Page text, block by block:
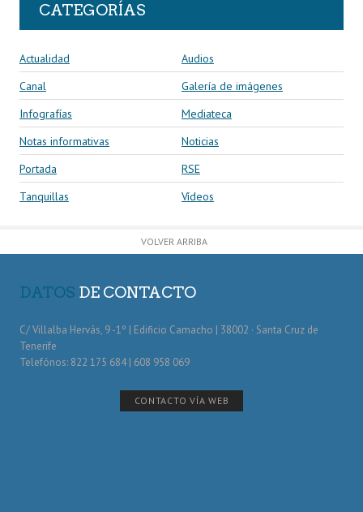
CATEGORÍAS
Actualidad
Audios
Canal
Galería de imágenes
Infografías
Mediateca
Notas informativas
Noticias
Portada
RSE
Tanquillas
Vídeos
VOLVER ARRIBA
DATOS DE CONTACTO
C/ Villalba Hervás, 9 -1º | Edificio Camacho | 38002 · Santa Cruz de
Tenerife
Telefónos: 822 175 684 | 608 958 069
CONTACTO VÍA WEB